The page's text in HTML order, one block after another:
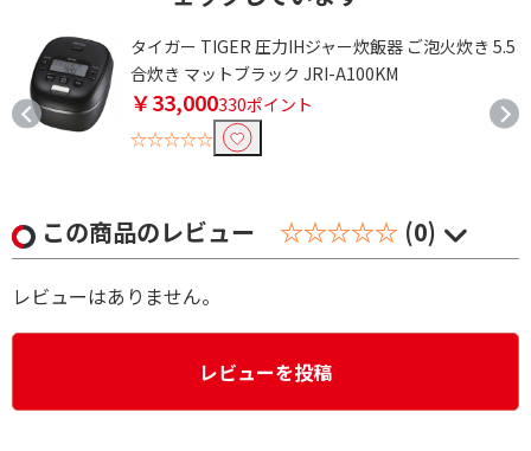
タイガー TIGER 圧力IHジャー炊飯器 ご泡火炊き 5.5
合炊き マットブラック JRI-A100KM
￥33,000330ポイント
☆☆☆☆☆
この商品のレビュー ☆☆☆☆☆ (0)
レビューはありません。
レビューを投稿